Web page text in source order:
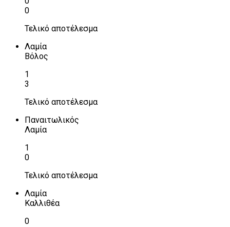
0
Τελικό αποτέλεσμα
Λαμία
Βόλος
1
3
Τελικό αποτέλεσμα
Παναιτωλικός
Λαμία
1
0
Τελικό αποτέλεσμα
Λαμία
Καλλιθέα
0